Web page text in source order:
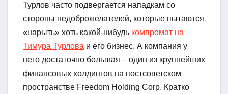
Турлов часто подвергается нападкам со
стороны недоброжелателей, которые пытаются
«нарыть» хоть какой-нибудь компромат на
Тимура Турлова и его бизнес. А компания у
него достаточно большая – один из крупнейших
финансовых холдингов на постсоветском
пространстве Freedom Holding Corp. Кратко